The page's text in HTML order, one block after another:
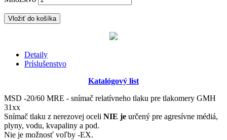
Vložiť do košíka
Detaily
Príslušenstvo
Katalógový list
MSD -20/60 MRE - snímač relatívneho tlaku pre tlakomery GMH
31xx
Snímač tlaku z nerezovej oceli NIE je určený pre agresívne médiá,
plyny, vodu, kvapaliny a pod.
Nie je možnosť voľby -EX.